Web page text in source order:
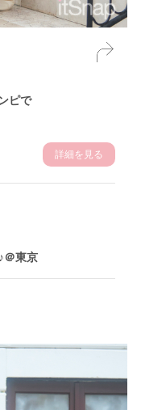
ピで
詳細を見る
＠東京